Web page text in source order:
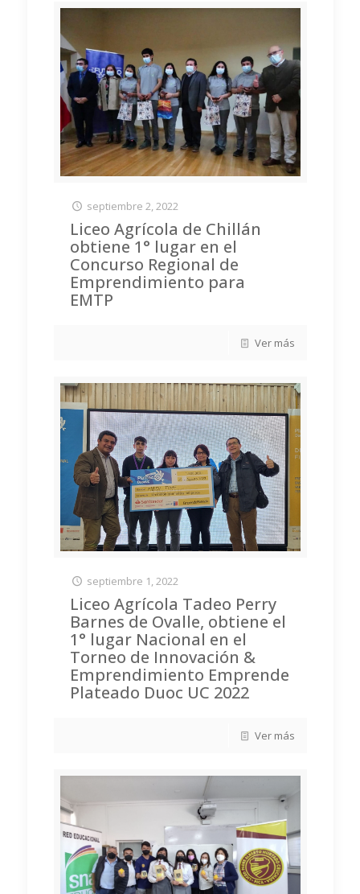
septiembre 2, 2022
Liceo Agrícola de Chillán
obtiene 1° lugar en el
Concurso Regional de
Emprendimiento para
EMTP
Ver más
septiembre 1, 2022
Liceo Agrícola Tadeo Perry
Barnes de Ovalle, obtiene el
1° lugar Nacional en el
Torneo de Innovación &
Emprendimiento Emprende
Plateado Duoc UC 2022
Ver más